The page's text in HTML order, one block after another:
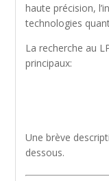
haute précision,
technologies
La recherche au
principaux:
Une brève
dessous.